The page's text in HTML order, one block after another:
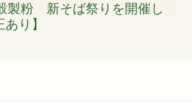
粉 新そば祭りを開催し
り】